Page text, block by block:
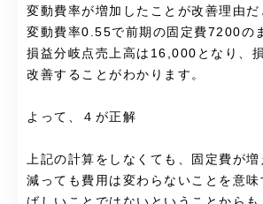
変動費率が増加したことが改善理由
変動費率0.55で前期の固定費7200の
損益分岐点売上高は16,000となり、
改善することがわかります。
よって、４が正解
上記の計算をしなくても、固定費が
減っても費用は変わらないことを意